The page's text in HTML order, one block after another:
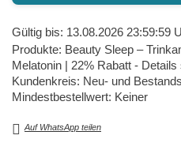
Gültig bis: 13.08.2026 23:59:59
Produkte: Beauty Sleep –
Melatonin | 22% Rabatt -
Kundenkreis: Neu- und
Mindestbestellwert: Keiner
Auf WhatsApp teilen